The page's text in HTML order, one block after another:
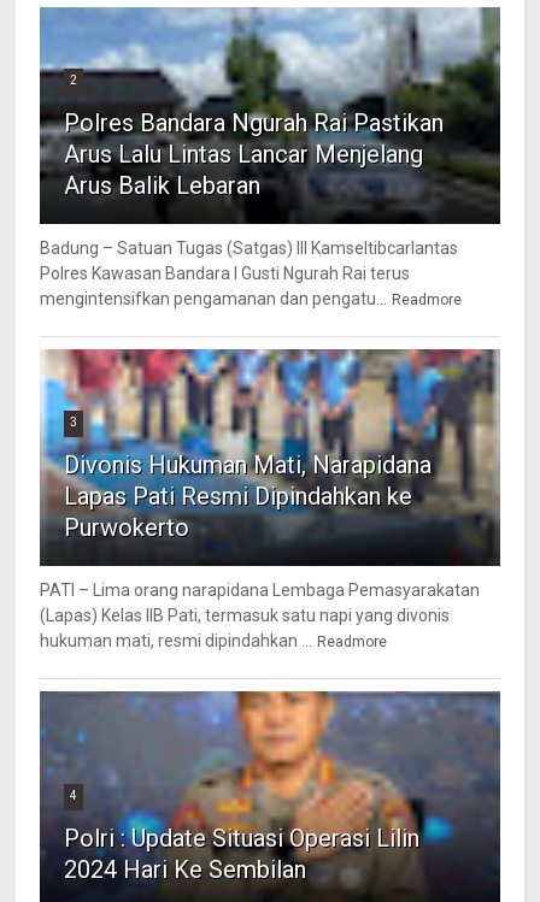
2
Polres Bandara Ngurah Rai Pastikan
Arus Lalu Lintas Lancar Menjelang
Arus Balik Lebaran
Badung – Satuan Tugas (Satgas) III Kamseltibcarlantas
Polres Kawasan Bandara I Gusti Ngurah Rai terus
mengintensifkan pengamanan dan pengatu...
Readmore
3
Divonis Hukuman Mati, Narapidana
Lapas Pati Resmi Dipindahkan ke
Purwokerto
PATI – Lima orang narapidana Lembaga Pemasyarakatan
(Lapas) Kelas IIB Pati, termasuk satu napi yang divonis
hukuman mati, resmi dipindahkan ...
Readmore
4
Polri : Update Situasi Operasi Lilin
2024 Hari Ke Sembilan